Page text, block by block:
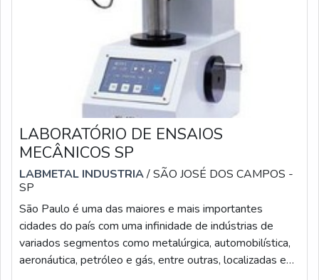
LABORATÓRIO DE ENSAIOS
MECÂNICOS SP
LABMETAL INDUSTRIA/ SÃO JOSÉ DOS CAMPOS -
SP
São Paulo é uma das maiores e mais importantes
cidades do país com uma infinidade de indústrias de
variados segmentos como metalúrgica, automobilística,
aeronáutica, petróleo e gás, entre outras, localizadas em